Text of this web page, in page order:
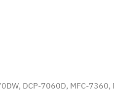
DCP-7060D, MFC-